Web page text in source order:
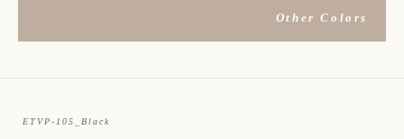
Other Colors
ETVP-105_Black